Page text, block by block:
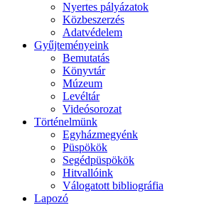
Nyertes pályázatok
Közbeszerzés
Adatvédelem
Gyűjteményeink
Bemutatás
Könyvtár
Múzeum
Levéltár
Videósorozat
Történelmünk
Egyházmegyénk
Püspökök
Segédpüspökök
Hitvallóink
Válogatott bibliográfia
Lapozó